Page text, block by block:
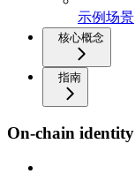
示例场景
核心概念
指南
On-chain identity